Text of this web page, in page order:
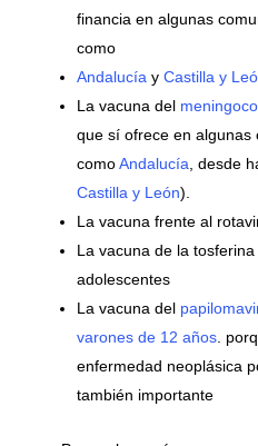
financia en algunas
como
Andalucía y Castilla y
La vacuna del
que sí ofrece en algunas
comoAndalucía , desde
Castilla y León).
La vacuna frente al
La vacuna de la
adolescentes
La vacuna del
varones de 12 años.
enfermedad neoplásica
también importante